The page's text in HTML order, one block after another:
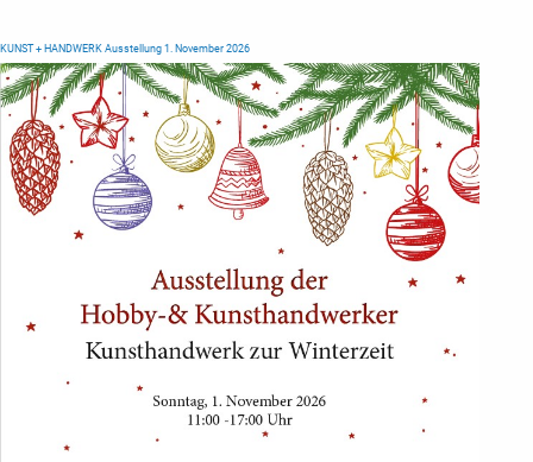
KUNST + HANDWERK Ausstellung 1. November 2026